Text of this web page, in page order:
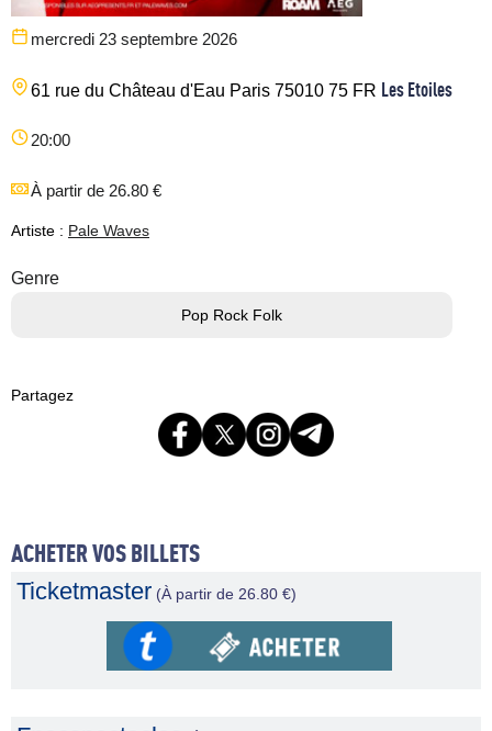
mercredi 23 septembre 2026
61 rue du Château d'Eau Paris 75010 75 FR Les Etoiles
20:00
À partir de 26.80 €
Artiste : Pale Waves
Genre
Pop Rock Folk
Partagez
ACHETER VOS BILLETS
Ticketmaster (À partir de 26.80 €)